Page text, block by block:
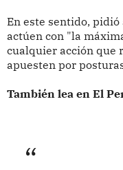
En este sentido,
actúen con "la
cualquier acción que
apuesten por
También lea en El